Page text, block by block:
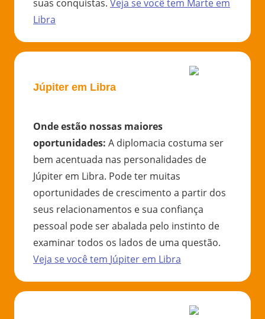
suas conquistas. Veja se você tem Marte em
Libra
Júpiter em Libra
Onde estão nossas maiores
oportunidades: A diplomacia costuma ser
bem acentuada nas personalidades de
Júpiter em Libra. Pode ter muitas
oportunidades de crescimento a partir dos
seus relacionamentos e sua confiança
pessoal pode ser abalada pelo instinto de
examinar todos os lados de uma questão.
Veja se você tem Júpiter em Libra